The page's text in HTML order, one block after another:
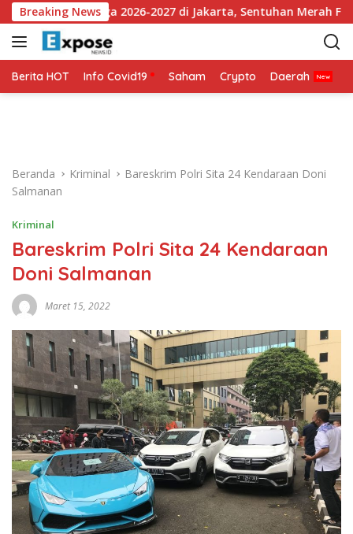
a
g
u
Breaking News
Jersey Ketiga 2026-2027 di Jakarta, Sentuhan Merah
Berita HOT Info Covid19 Saham Crypto Daerah
Beranda Kriminal
Bareskrim Polri Sita 24 Kendaraan Doni
Salmanan
Kriminal
Bareskrim Polri Sita 24 Kendaraan
Doni Salmanan
Maret 15, 2022